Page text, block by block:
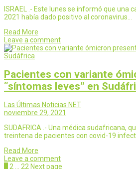
ISRAEL .- Este lunes se informó que una
2021 había dado positivo al coronavirus…
Read More
Leave a comment
Pacientes con variante
“síntomas leves” en
Las Últimas Noticias NET
noviembre 29, 2021
SUDAFRICA .- Una médica sudafricana,
treintena de pacientes con covid-19
Read More
Leave a comment
Page
Page
2 … Page
22 Next page